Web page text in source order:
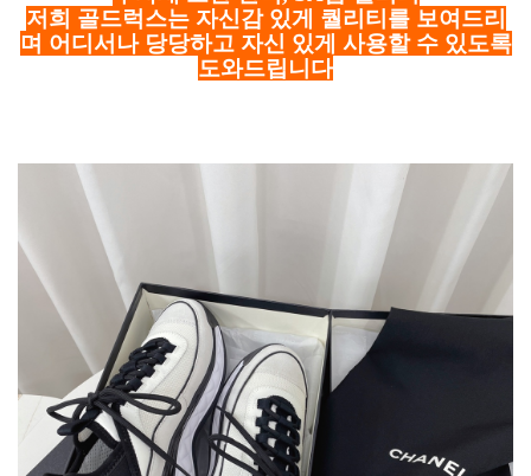
저희 골드럭스는 자신감 있게 퀄리티를 보여드리
며 어디서나 당당하고 자신 있게 사용할 수 있도록
도와드립니다